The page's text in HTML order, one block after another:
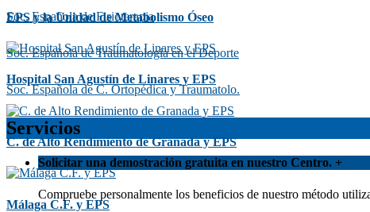
EPS y la Unidad de Metabolismo Óseo
Hospital San Agustín de Linares y EPS
C. de Alto Rendimiento de Granada y EPS
Málaga C.F. y EPS
Soc. Española de Fisioterapia
Soc. Española de Traumatología en el Deporte
Soc. Española de C. Ortopédica y Traumatolo.
Servicios
Solicitar una demostración gratuita en nuestro Centro. +
Compruebe personalmente los beneficios de nuestro método